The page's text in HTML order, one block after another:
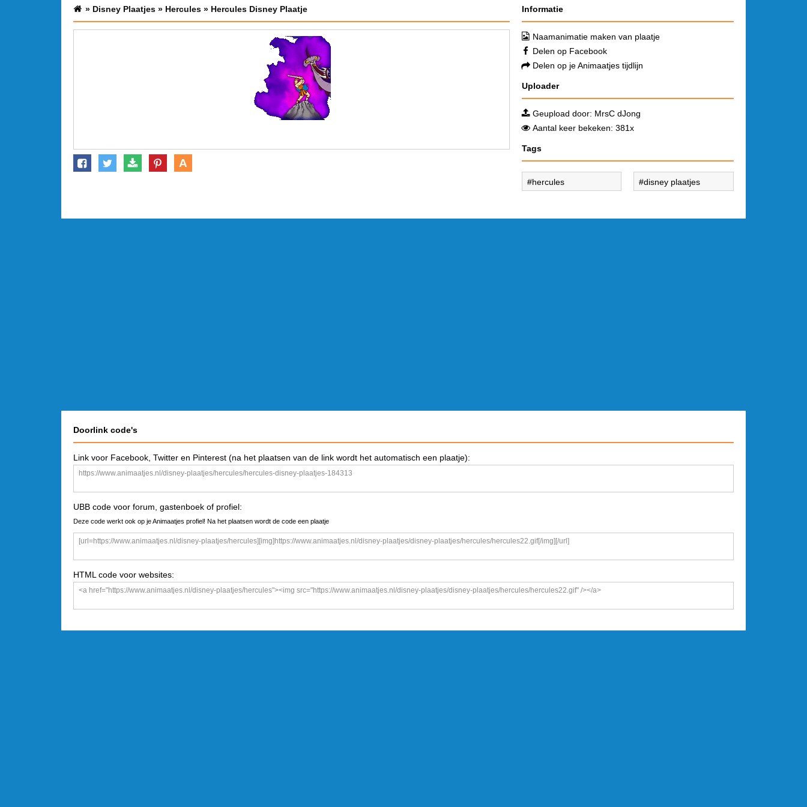
» Disney Plaatjes » Hercules » Hercules Disney Plaatje
A
Informatie
Naamanimatie maken van plaatje
Delen op Facebook
Delen op je Animaatjes tijdlijn
Uploader
Geupload door: MrsC dJong
Aantal keer bekeken: 381x
Tags
hercules disney plaatjes
Doorlink code's
Link voor Facebook, Twitter en Pinterest (na het plaatsen van de link wordt het automatisch een plaatje):
UBB code voor forum, gastenboek of profiel:
Deze code werkt ook op je Animaatjes profiel! Na het plaatsen wordt de code een plaatje
HTML code voor websites: